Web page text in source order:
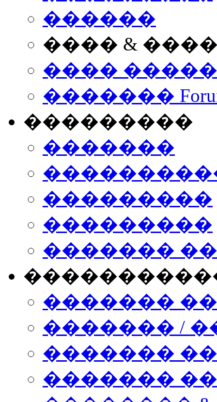
������
���� &
����
�������
���������
�������
���������
���������
�������
�������
������� /
�������
������� ���